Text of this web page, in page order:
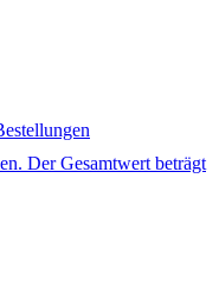
Der Gesamtwert beträgt